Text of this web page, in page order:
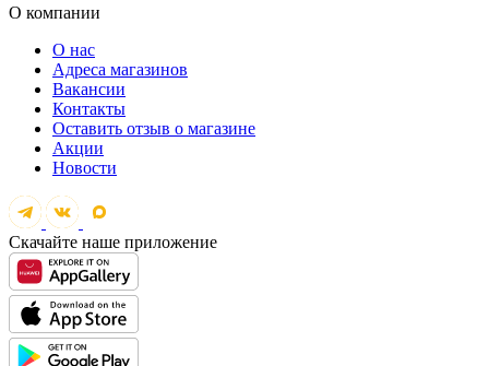
О компании
О нас
Адреса магазинов
Вакансии
Контакты
Оставить отзыв о магазине
Акции
Новости
Скачайте наше приложение